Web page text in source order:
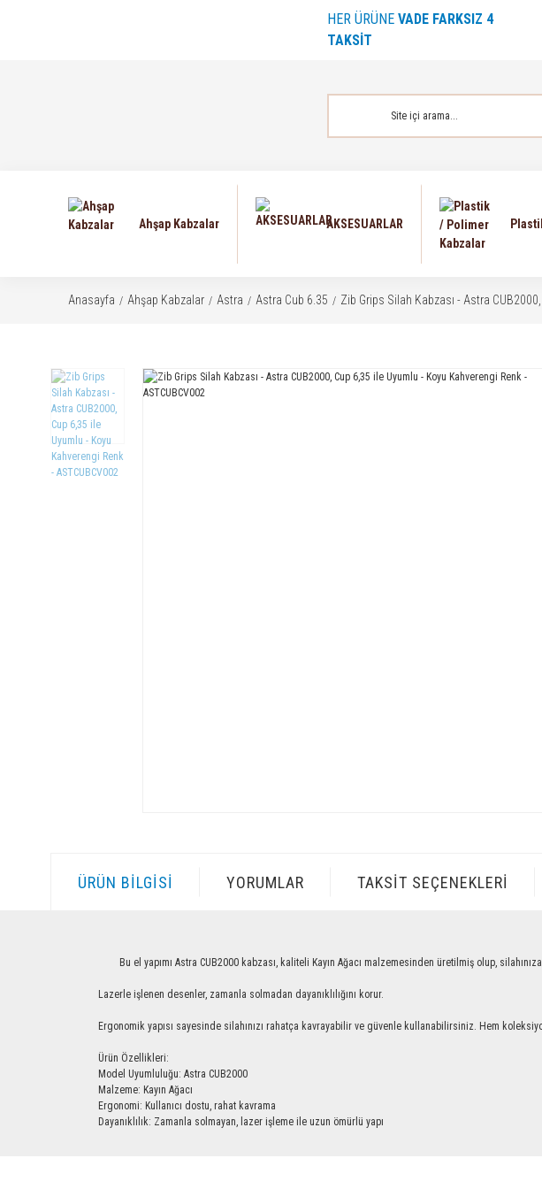
HER ÜRÜNE VADE FARKSIZ 4
TAKSİT
Ahşap Kabzalar AKSESUARLAR
Anasayfa Ahşap Kabzalar Astra Astra Cub 6.35 Zib Grips Silah Kabzası - Astra
ÜRÜN BILGISI YORUMLAR TAKSIT SEÇENEKLERI
Bu el yapımı Astra CUB2000 kabzası, kaliteli Kayın Ağacı malzemesinden üretilmiş olup,
Lazerle işlenen desenler, zamanla solmadan dayanıklılığını korur.
Ergonomik yapısı sayesinde silahınızı rahatça kavrayabilir ve güvenle kullanabilirsiniz. Hem
Ürün Özellikleri:
Model Uyumluluğu: Astra CUB2000
Malzeme: Kayın Ağacı
Ergonomi: Kullanıcı dostu, rahat kavrama
Dayanıklılık: Zamanla solmayan, lazer işleme ile uzun ömürlü yapı